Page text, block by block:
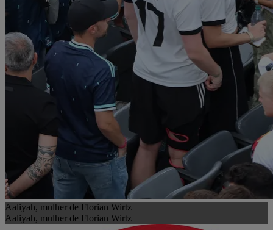
Aaliyah, mulher de Florian Wirtz
Aaliyah, mulher de Florian Wirtz